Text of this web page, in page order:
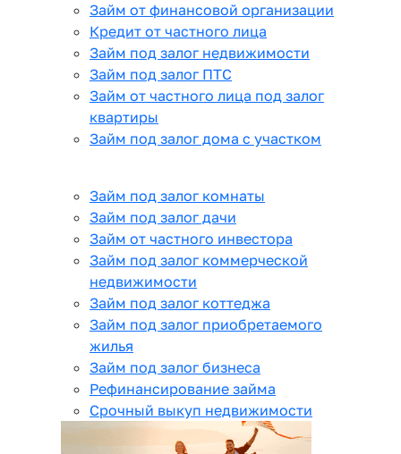
Займ от финансовой организации
Кредит от частного лица
Займ под залог недвижимости
Займ под залог ПТС
Займ от частного лица под залог
квартиры
Займ под залог дома с участком
Займ под залог комнаты
Займ под залог дачи
Займ от частного инвестора
Займ под залог коммерческой
недвижимости
Займ под залог коттеджа
Займ под залог приобретаемого
жилья
Займ под залог бизнеса
Рефинансирование займа
Срочный выкуп недвижимости